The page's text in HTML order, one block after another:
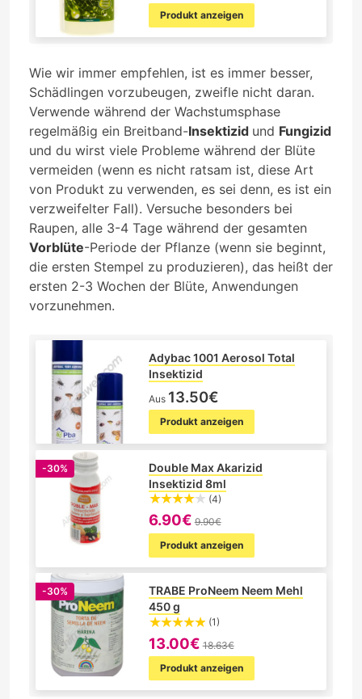
Produkt anzeigen
Wie wir immer empfehlen, ist es immer besser,
Schädlingen vorzubeugen, zweifle nicht daran.
Verwende während der Wachstumsphase
regelmäßig ein Breitband-Insektizid und Fungizid
und du wirst viele Probleme während der Blüte
vermeiden (wenn es nicht ratsam ist, diese Art
von Produkt zu verwenden, es sei denn, es ist ein
verzweifelter Fall). Versuche besonders bei
Raupen, alle 3-4 Tage während der gesamten
Vorblüte-Periode der Pflanze (wenn sie beginnt,
die ersten Stempel zu produzieren), das heißt der
ersten 2-3 Wochen der Blüte, Anwendungen
vorzunehmen.
Adybac 1001 Aerosol Total
Insektizid
Aus 13.50€
Produkt anzeigen
-30%
Double Max Akarizid
Insektizid 8ml
(4)
6.90€ 9.90€
Produkt anzeigen
-30%
TRABE ProNeem Neem Mehl
450 g
(1)
13.00€ 18.63€
Produkt anzeigen